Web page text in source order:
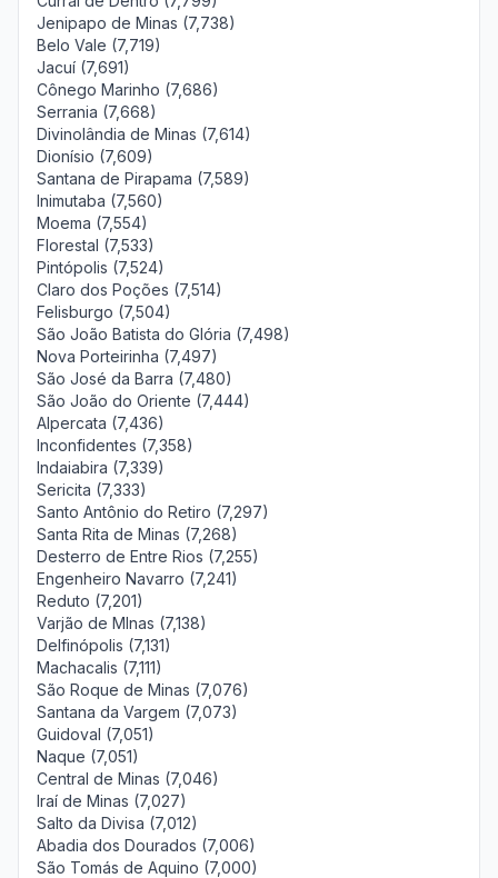
Jenipapo de Minas (7,738)
Belo Vale (7,719)
Jacuí (7,691)
Cônego Marinho (7,686)
Serrania (7,668)
Divinolândia de Minas (7,614)
Dionísio (7,609)
Santana de Pirapama (7,589)
Inimutaba (7,560)
Moema (7,554)
Florestal (7,533)
Pintópolis (7,524)
Claro dos Poções (7,514)
Felisburgo (7,504)
São João Batista do Glória (7,498)
Nova Porteirinha (7,497)
São José da Barra (7,480)
São João do Oriente (7,444)
Alpercata (7,436)
Inconfidentes (7,358)
Indaiabira (7,339)
Sericita (7,333)
Santo Antônio do Retiro (7,297)
Santa Rita de Minas (7,268)
Desterro de Entre Rios (7,255)
Engenheiro Navarro (7,241)
Reduto (7,201)
Varjão de MInas (7,138)
Delfinópolis (7,131)
Machacalis (7,111)
São Roque de Minas (7,076)
Santana da Vargem (7,073)
Guidoval (7,051)
Naque (7,051)
Central de Minas (7,046)
Iraí de Minas (7,027)
Salto da Divisa (7,012)
Abadia dos Dourados (7,006)
São Tomás de Aquino (7,000)